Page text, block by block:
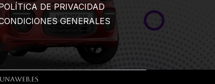
DE PRIVACIDAD
GENERALES